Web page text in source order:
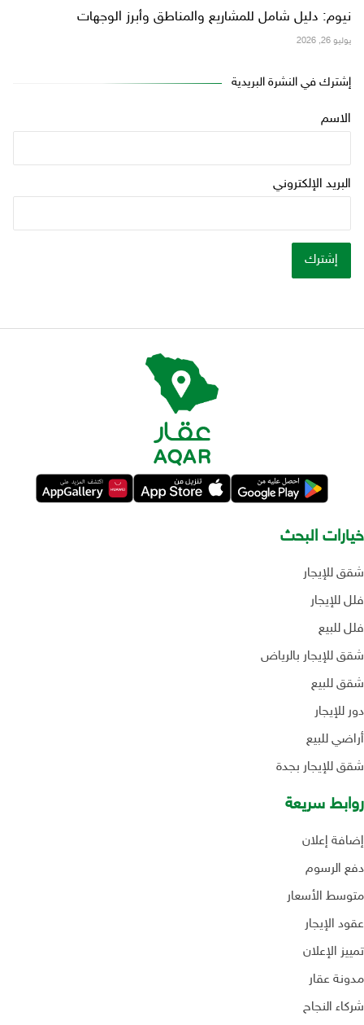
نيوم: دليل شامل للمشاريع والمناطق وأبرز الوجهات
يوليو 26, 2026
إشترك في النشرة البريدية
الاسم
البريد الإلكتروني
خيارات البحث
شقق للإيجار
فلل للإيجار
فلل للبيع
شقق للإيجار بالرياض
شقق للبيع
دور للإيجار
أراضي للبيع
شقق للإيجار بجدة
روابط سريعة
إضافة إعلان
دفع الرسوم
متوسط الأسعار
عقود الإيجار
تمييز الإعلان
مدونة عقار
شركاء النجاح